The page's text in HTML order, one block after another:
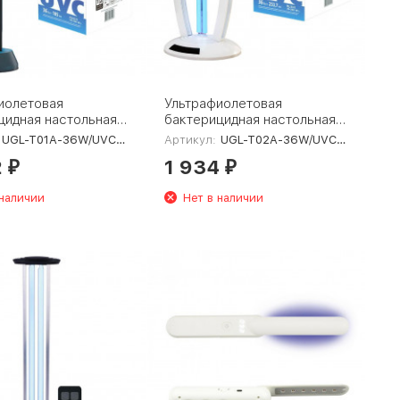
настольная
UGL-T01A-
UGL-T01A-36W/UVCO Black
₽
Ультрафиолетовая
бактерицидная настольная
лампа Uniel UGL-T02A-
00007265
Артикул: UGL-T02A-36W/UVCB White
1 934 ₽
Нет в наличии